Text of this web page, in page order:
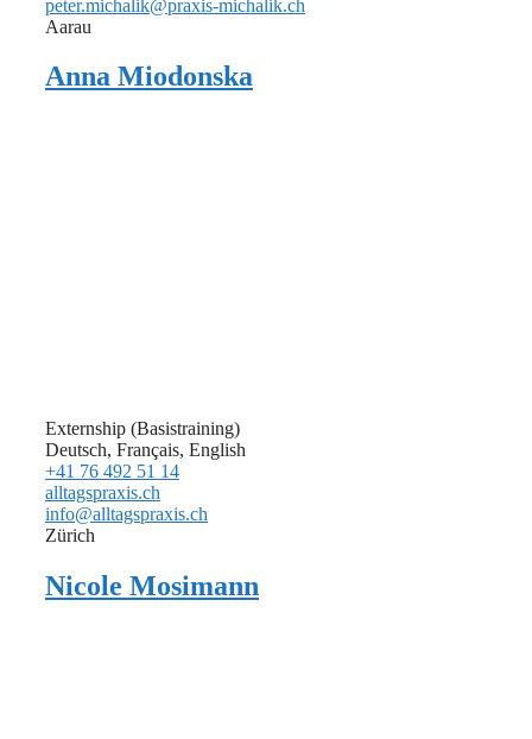
peter.michalik@praxis-michalik.ch
Aarau
Anna Miodonska
Externship (Basistraining)
Deutsch, Français, English
+41 76 492 51 14
alltagspraxis.ch
info@alltagspraxis.ch
Zürich
Nicole Mosimann